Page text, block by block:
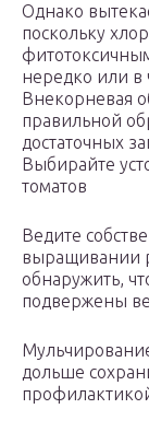
Однако
поскольку
нередко или в
Внекорневая
правильной
достаточных
Выбирайте
томатов
Ведите
выращивании
обнаружить,
подвержены
дольше